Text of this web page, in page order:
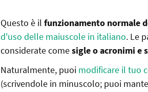
Questo è il funzionamento normale
d'uso delle maiuscole in italiano. Le
considerate comesigle o acronimi e
Naturalmente, puoi modificare il tuo
(scrivendole in minuscolo; puoi